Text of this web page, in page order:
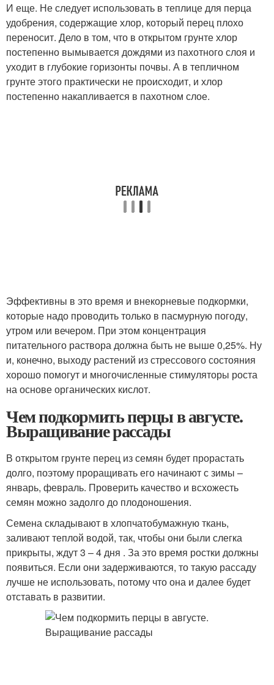
И еще. Не следует использовать в теплице для перца
удобрения, содержащие хлор, который перец плохо
переносит. Дело в том, что в открытом грунте хлор
постепенно вымывается дождями из пахотного слоя и
уходит в глубокие горизонты почвы. А в тепличном
грунте этого практически не происходит, и хлор
постепенно накапливается в пахотном слое.
Эффективны в это время и внекорневые подкормки,
которые надо проводить только в пасмурную погоду,
утром или вечером. При этом концентрация
питательного раствора должна быть не выше 0,25%. Ну
и, конечно, выходу растений из стрессового состояния
хорошо помогут и многочисленные стимуляторы роста
на основе органических кислот.
Чем подкормить перцы в августе.
Выращивание рассады
В открытом грунте перец из семян будет прорастать
долго, поэтому проращивать его начинают с зимы –
январь, февраль. Проверить качество и всхожесть
семян можно задолго до плодоношения.
Семена складывают в хлопчатобумажную ткань,
заливают теплой водой, так, чтобы они были слегка
прикрыты, ждут 3 – 4 дня . За это время ростки должны
появиться. Если они задерживаются, то такую рассаду
лучше не использовать, потому что она и далее будет
отставать в развитии.